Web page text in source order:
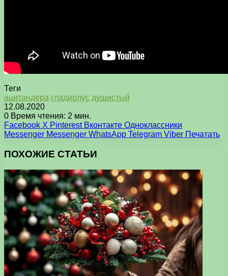
Теги
ацитандера гладиолус душистый
12.08.2020
0 Время чтения: 2 мин.
Facebook X Pinterest Вконтакте Одноклассники
Messenger Messenger WhatsApp Telegram Viber Печатать
ПОХОЖИЕ СТАТЬИ